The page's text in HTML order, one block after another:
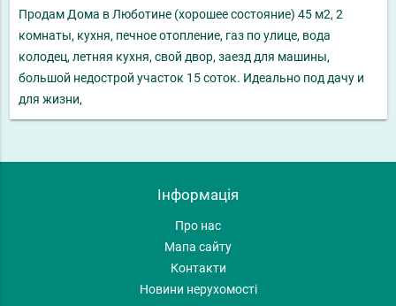
Продам Дома в Люботине (хорошее состояние) 45 м2, 2
комнаты, кухня, печное отопление, газ по улице, вода
колодец, летняя кухня, свой двор, заезд для машины,
большой недострой участок 15 соток. Идеально под дачу и
для жизни,
Інформація
Про нас
Мапа сайту
Контакти
Новини нерухомості